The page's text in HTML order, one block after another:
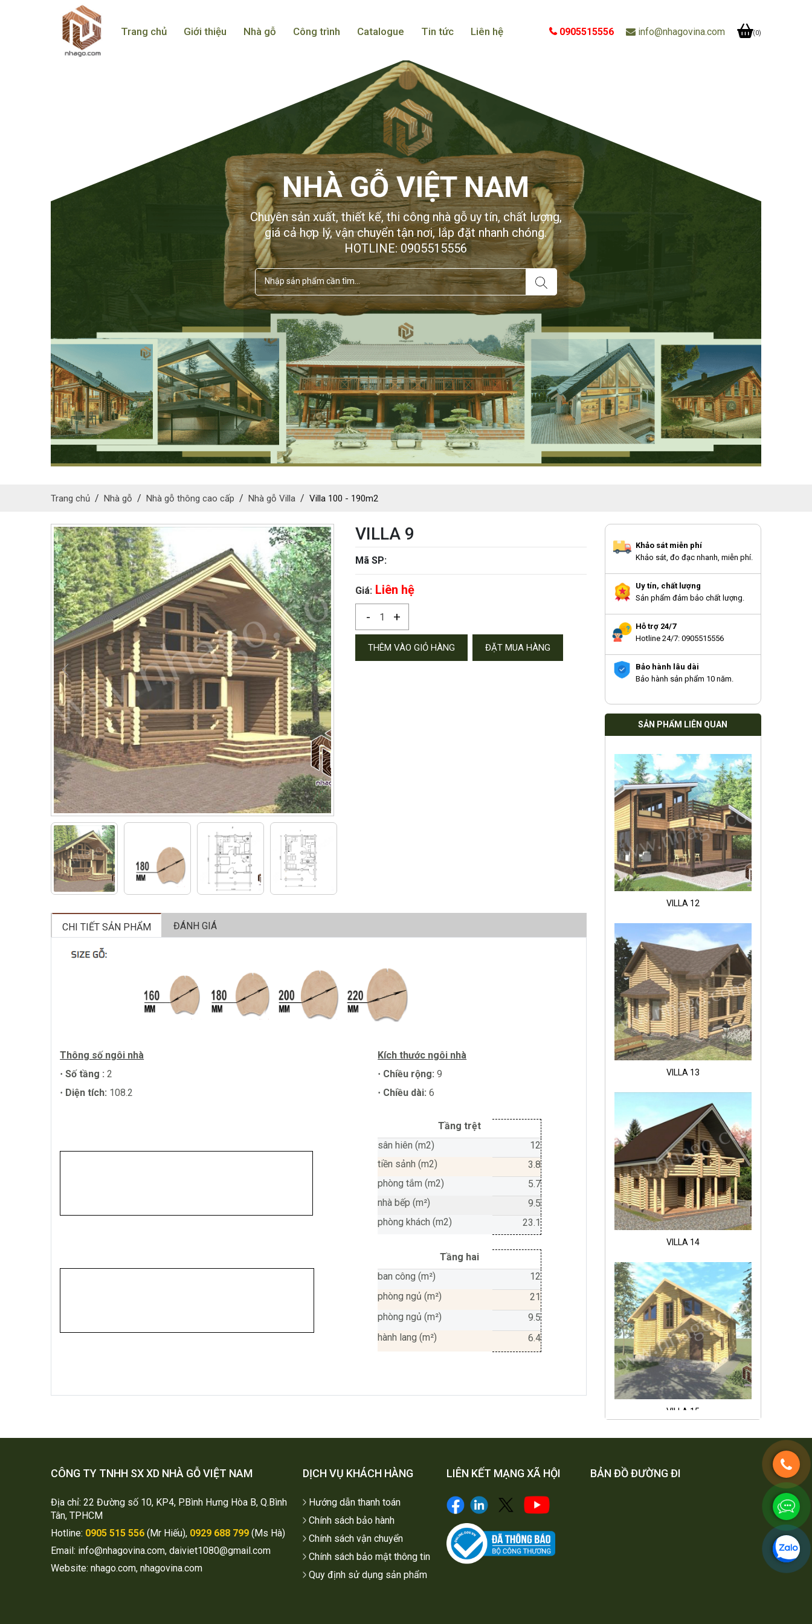
Trang chủ Giới thiệu Nhà gỗ Công trình Catalogue Tin tức Liên hệ 0905515556 info@nhagovina.com (0)
NHÀ GỖ VIỆT NAM
Chuyên sản xuất, thiết kế, thi công nhà gỗ uy tín, chất lượng,
giá cả hợp lý, vận chuyển tận nơi, lắp đặt nhanh chóng.
HOTLINE: 0905515556
Trang chủ Nhà gỗ Nhà gỗ thông cao cấp Nhà gỗ Villa Villa 100 - 190m2
VILLA 9
Mã SP:
Giá: Liên hệ
-
+
THÊM VÀO GIỎ HÀNG ĐẶT MUA HÀNG
CHI TIẾT SẢN PHẨM ĐÁNH GIÁ
Thông số ngôi nhà Kích thước ngôi nhà
· Số tầng : 2 · Chiều rộng:9
· Diện tích: 108.2 · Chiều dài: 6
Tầng trệt
sân hiên (m2)
12
tiền sảnh (m2)
3.8
phòng tắm (m2)
5.7
nhà bếp (m²)
9.5
phòng khách (m2)
23.1
Tầng hai
ban công (m²)
12
phòng ngủ (m²)
21
phòng ngủ (m²)
9.5
hành lang (m²)
6.4
Khảo sát miễn phí
Khảo sát, đo đạc nhanh, miễn phí.
Uy tín, chất lượng
Sản phẩm đảm bảo chất lượng.
Hỗ trợ 24/7
Hotline 24/7: 0905515556
Bảo hành lâu dài
Bảo hành sản phẩm 10 năm.
SẢN PHẨM LIÊN QUAN
CÔNG TY TNHH SX XD NHÀ GỖ VIỆT NAM
Địa chỉ: 22 Đường số 10, KP4, P.Bình Hưng Hòa B, Q.Bình
Tân, TPHCM
Hotline: 0905 515 556 (Mr Hiếu), 0929 688 799 (Ms Hà)
Email: info@nhagovina.com, daiviet1080@gmail.com
Website: nhago.com, nhagovina.com
DỊCH VỤ KHÁCH HÀNG
Hướng dẫn thanh toán
Chính sách bảo hành
Chính sách vận chuyển
Chính sách bảo mật thông tin
Quy định sử dụng sản phẩm
LIÊN KẾT MẠNG XÃ HỘI BẢN ĐỒ ĐƯỜNG ĐI